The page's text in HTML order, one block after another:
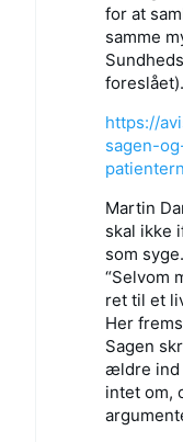
for at
samme
foreslået).
https://
sagen-
Martin
skal ikke
som
“Selvom
ret til et
Her
Sagen
ældre ind
intet om,